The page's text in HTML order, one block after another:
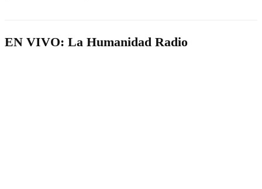
EN VIVO: La Humanidad Radio